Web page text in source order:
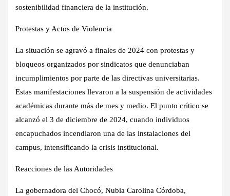
sostenibilidad financiera de la institución.
Protestas y Actos de Violencia
La situación se agravó a finales de 2024 con protestas y
bloqueos organizados por sindicatos que denunciaban
incumplimientos por parte de las directivas universitarias.
Estas manifestaciones llevaron a la suspensión de actividades
académicas durante más de mes y medio. El punto crítico se
alcanzó el 3 de diciembre de 2024, cuando individuos
encapuchados incendiaron una de las instalaciones del
campus, intensificando la crisis institucional.
Reacciones de las Autoridades
La gobernadora del Chocó, Nubia Carolina Córdoba,